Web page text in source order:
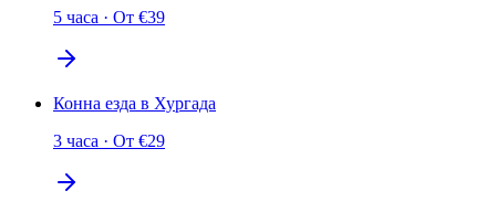
5 часа · От €39
Конна езда в Хургада
3 часа · От €29